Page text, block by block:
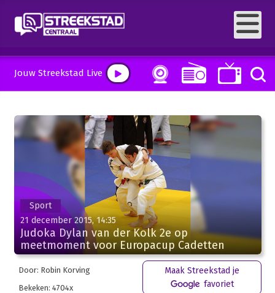
Jouw Streekstad Live
Sport
21 december 2015, 14:35
Judoka Dylan van der Kolk 2e op
meetmoment voor Europacup Cadetten
Door: Robin Korving
Bekeken: 4704x
Maak Streekstad je
favoriet